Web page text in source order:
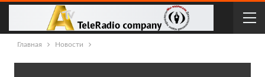
Главная Новости